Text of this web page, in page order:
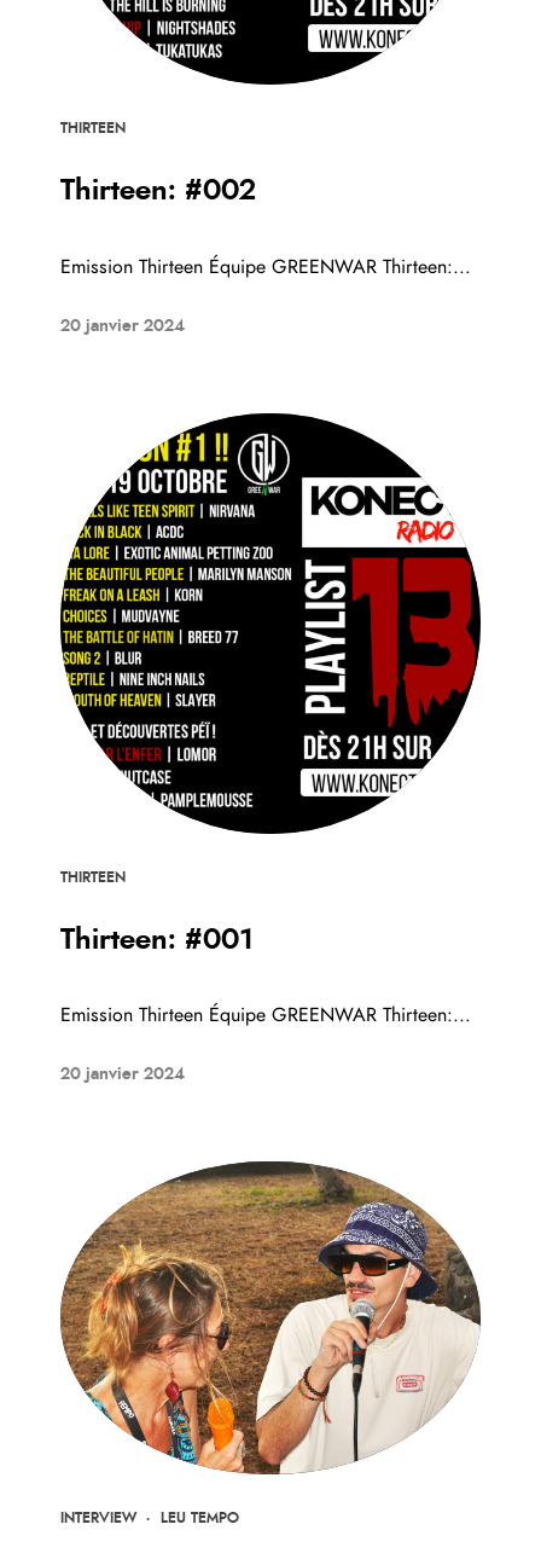
THIRTEEN
Thirteen: #002
Emission Thirteen Équipe GREENWAR Thirteen:...
20 janvier 2024
THIRTEEN
Thirteen: #001
Emission Thirteen Équipe GREENWAR Thirteen:...
20 janvier 2024
INTERVIEW · LEU TEMPO